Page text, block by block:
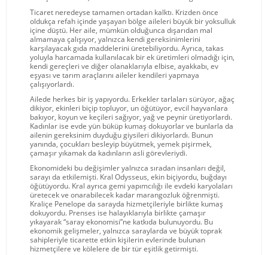
Ticaret neredeyse tamamen ortadan kalktı. Krizden önce
oldukça refah içinde yaşayan bölge aileleri büyük bir yoksulluk
içine düştü. Her aile, mümkün olduğunca dışarıdan mal
almamaya çalışıyor, yalnızca kendi gereksinimlerini
karşılayacak gıda maddelerini üretebiliyordu. Ayrıca, takas
yoluyla harcamada kullanılacak bir ek üretimleri olmadığı için,
kendi gereçleri ve diğer olanaklarıyla elbise, ayakkabı, ev
eşyası ve tarım araçlarını aileler kendileri yapmaya
çalışıyorlardı.
Ailede herkes bir iş yapıyordu. Erkekler tarlaları sürüyor, ağaç
dikiyor, ekinleri biçip topluyor, un öğütüyor, evcil hayvanlara
bakıyor, koyun ve keçileri sağıyor, yağ ve peynir üretiyorlardı.
Kadınlar ise evde yün büküp kumaş dokuyorlar ve bunlarla da
ailenin gereksinim duyduğu giysileri dikiyorlardı. Bunun
yanında, çocukları besleyip büyütmek, yemek pişirmek,
çamaşır yıkamak da kadınların asli görevleriydi.
Ekonomideki bu değişimler yalnızca sıradan insanları değil,
sarayı da etkilemişti. Kral Odysseus, ekin biçiyordu, buğdayı
öğütüyordu. Kral ayrıca gemi yapımcılığı ile evdeki karyolaları
üretecek ve onarabilecek kadar marangozluk öğrenmişti.
Kraliçe Penelope da sarayda hizmetçileriyle birlikte kumaş
dokuyordu. Prenses ise halayıklarıyla birlikte çamaşır
yıkayarak “saray ekonomisi”ne katkıda bulunuyordu. Bu
ekonomik gelişmeler, yalnızca saraylarda ve büyük toprak
sahipleriyle ticarette etkin kişilerin evlerinde bulunan
hizmetçilere ve kölelere de bir tür eşitlik getirmişti.